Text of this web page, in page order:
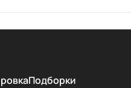
Подборки